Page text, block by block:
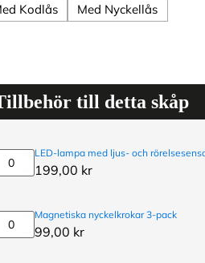
Kodlås Med Nyckellås
till detta skåp
LED-lampa med ljus- och
199,00 kr
Magnetiska nyckelkrokar 3-pack
99,00 kr